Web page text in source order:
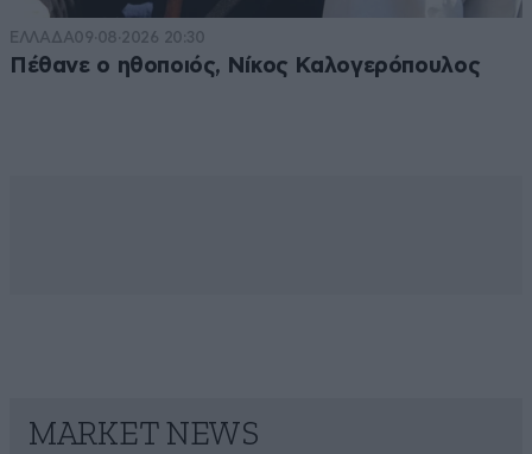
ΕΛΛΑΔΑ09·08·2026 20:30
Πέθανε ο ηθοποιός, Νίκος Καλογερόπουλος
MARKET NEWS